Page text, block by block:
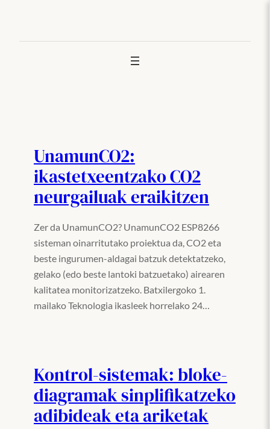
UnamunCO2:
ikastetxeentzako CO2
neurgailuak eraikitzen
Zer da UnamunCO2? UnamunCO2 ESP8266
sisteman oinarritutako proiektua da, CO2 eta
beste ingurumen-aldagai batzuk detektatzeko,
gelako (edo beste lantoki batzuetako) airearen
kalitatea monitorizatzeko. Batxilergoko 1.
mailako Teknologia ikasleek horrelako 24…
Kontrol-sistemak: bloke-
diagramak sinplifikatzeko
adibideak eta ariketak